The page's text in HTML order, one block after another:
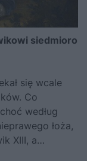
siedmioro
się wcale
Co
według
łoża,
XIII, a…